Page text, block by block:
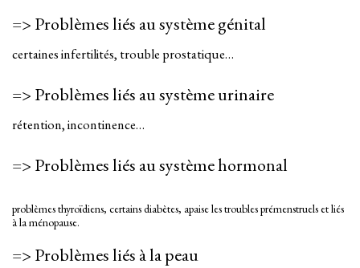
=> Problèmes liés au système génital
certaines infertilités, trouble prostatique…
=> Problèmes liés au système urinaire
rétention, incontinence…
=> Problèmes liés au système hormonal
problèmes thyroïdiens, certains diabètes, apaise les troubles prémenstruels et liés
à la ménopause.
=> Problèmes liés à la peau